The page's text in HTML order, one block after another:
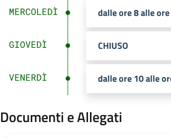
MERCOLEDÌ dalle ore 8 alle
GIOVEDÌ CHIUSO
VENERDÌ dalle ore 10 alle
Documenti e Allegati